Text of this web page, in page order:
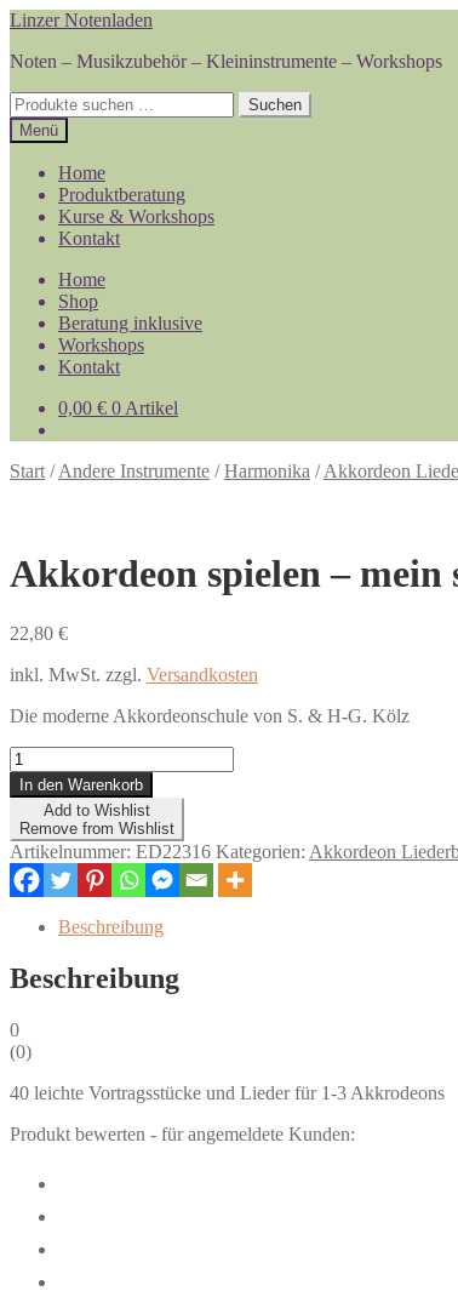
Zur
springen
Zum
springen
Linzer Notenladen
Noten – Musikzubehör – Kleininstrumente – Workshops
Suchen
nach:
Suchen
Menü
Home
Produktberatung
Kurse & Workshops
Kontakt
Home
Shop
Beratung inklusive
Workshops
Kontakt
0,00 € 0 Artikel
Start /Andere Instrumente /Harmonika /Akkordeon
Akkordeon spielen – mein
22,80 €
inkl. MwSt. zzgl. Versandkosten
Die moderne Akkordeonschule von S. & H-G. Kölz
Akkordeon
spielen
-
mein
schönstes
Hobby,
Spielbuch
CD)
In den Warenkorb
Add to Wishlist
Remove from Wishlist
Artikelnummer: ED22316 Kategorien: Akkordeon
Beschreibung
Beschreibung
0
(0)
40 leichte Vortragsstücke und Lieder für 1-3 Akkrodeons
Produkt bewerten - für angemeldete Kunden: